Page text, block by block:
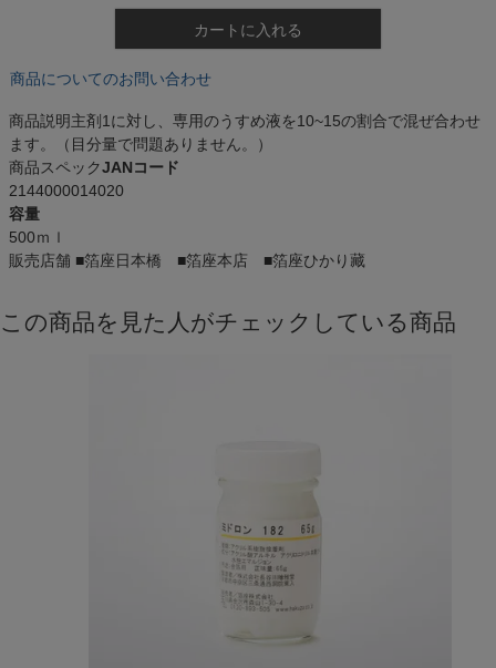
カートに入れる
商品についてのお問い合わせ
商品説明主剤1に対し、専用のうすめ液を10~15の割合で混ぜ合わせ
ます。（目分量で問題ありません。）
商品スペックJANコード
2144000014020
容量
500ｍｌ
販売店舗 ■箔座日本橋 ■箔座本店 ■箔座ひかり藏
この商品を見た人がチェックしている商品